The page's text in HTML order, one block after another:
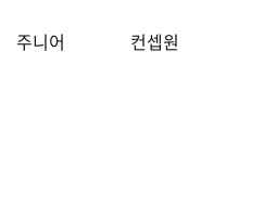
주니어 컨셉원